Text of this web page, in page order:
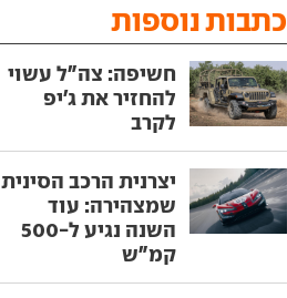
כתבות נוספות
חשיפה: צה"ל עשוי
להחזיר את ג'יפ
לקרב
יצרנית הרכב הסינית
שמצהירה: עוד
השנה נגיע ל-500
קמ"ש